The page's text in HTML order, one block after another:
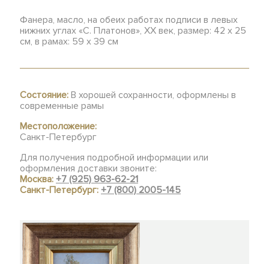
Фанера, масло, на обеих работах подписи в левых
нижних углах «С. Платонов», XX век, размер: 42 х 25
см, в рамах: 59 х 39 см
Состояние: В хорошей сохранности, оформлены в
современные рамы
Местоположение:
Санкт-Петербург
Для получения подробной информации или
оформления доставки звоните:
Москва:+7 (925) 963-62-21
Санкт-Петербург:+7 (800) 2005-145